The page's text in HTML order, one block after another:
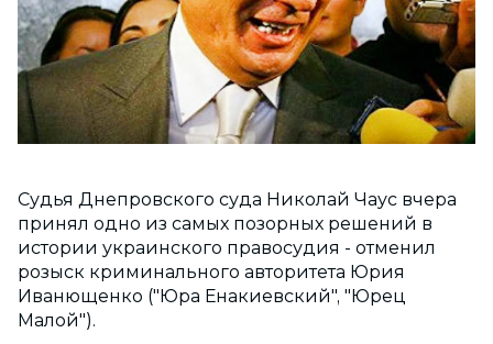
Судья Днепровского суда Николай Чаус вчера
принял одно из самых позорных решений в
истории украинского правосудия - отменил
розыск криминального авторитета Юрия
Иванющенко ("Юра Енакиевский", "Юрец
Малой").